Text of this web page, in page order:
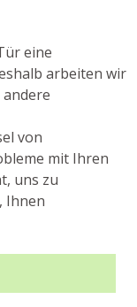
eine
arbeiten wir
von
mit Ihren
uns zu
Ihnen